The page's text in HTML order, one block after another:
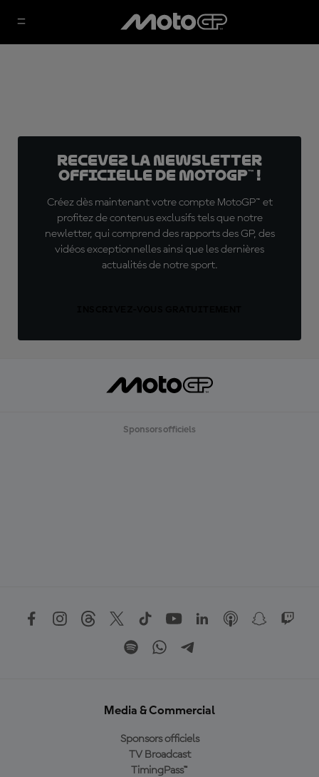
Recevez la Newsletter
officielle de MotoGP™ !
Créez dès maintenant votre compte MotoGP™ et
profitez de contenus exclusifs tels que notre
newletter, qui comprend des rapports des GP, des
vidéos exceptionnelles ainsi que les dernières
actualités de notre sport.
Sponsors officiels
Media & Commercial
Sponsors officiels
TV Broadcast
TimingPass™